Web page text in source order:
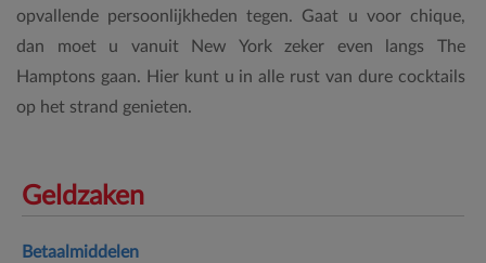
opvallende persoonlijkheden tegen. Gaat u voor chique,
dan moet u vanuit New York zeker even langs The
Hamptons gaan. Hier kunt u in alle rust van dure cocktails
op het strand genieten.
Geldzaken
Betaalmiddelen